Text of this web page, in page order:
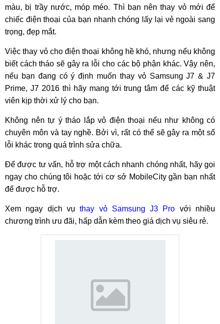
màu, bị trầy nước, móp méo. Thì bạn nên thay vỏ mới để
chiếc điện thoại của bạn nhanh chóng lấy lại vẻ ngoài sang
trọng, đẹp mắt.
Việc thay vỏ cho điện thoại không hề khó, nhưng nếu không
biết cách tháo sẽ gây ra lỗi cho các bộ phận khác. Vậy nên,
nếu bạn đang có ý định muốn thay vỏ Samsung J7 & J7
Prime, J7 2016 thì hãy mang tới trung tâm để các kỹ thuật
viên kịp thời xử lý cho bạn.
Không nên tự ý tháo lắp vỏ điện thoại nếu như không có
chuyên môn và tay nghề. Bởi vì, rất có thể sẽ gây ra một số
lỗi khác trong quá trình sửa chữa.
Để được tư vấn, hỗ trợ một cách nhanh chóng nhất, hãy gọi
ngay cho chúng tôi hoặc tới cơ sở MobileCity gần bạn nhất
để được hỗ trợ.
Xem ngay dịch vụthay vỏ Samsung J3 Pro với nhiều
chương trình ưu đãi, hấp dẫn kèm theo giá dịch vụ siêu rẻ.